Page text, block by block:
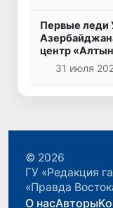
Первые леди
центр
31 июля
© 2026
ГУ «Редакция
«Правда
О насАвторы